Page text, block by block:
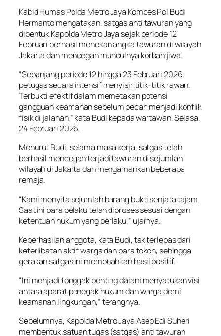
Kabid Humas Polda Metro Jaya Kombes Pol Budi
Hermanto mengatakan, satgas anti tawuran yang
dibentuk Kapolda Metro Jaya sejak periode 12
Februari berhasil menekan angka tawuran di wilayah
Jakarta dan mencegah munculnya korban jiwa.
“Sepanjang periode 12 hingga 23 Februari 2026,
petugas secara intensif menyisir titik-titik rawan.
Terbukti efektif dalam memetakan potensi
gangguan keamanan sebelum pecah menjadi konflik
fisik di jalanan,” kata Budi kepada wartawan, Selasa,
24 Februari 2026.
Menurut Budi, selama masa kerja, satgas telah
berhasil mencegah terjadi tawuran di sejumlah
wilayah di Jakarta dan mengamankan beberapa
remaja.
“Kami menyita sejumlah barang bukti senjata tajam.
Saat ini para pelaku telah diproses sesuai dengan
ketentuan hukum yang berlaku,” ujarnya.
Keberhasilan anggota, kata Budi, tak terlepas dari
keterlibatan aktif warga dan para tokoh, sehingga
gerakan satgas ini membuahkan hasil positif.
“Ini menjadi tonggak penting dalam menyatukan visi
antara aparat penegak hukum dan warga demi
keamanan lingkungan,” terangnya.
Sebelumnya, Kapolda Metro Jaya Asep Edi Suheri
membentuk satuan tugas (satgas) anti tawuran